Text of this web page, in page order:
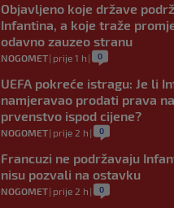
Objavljeno koje države
Infantina, a koje traže
odavno zauzeo stranu
NOGOMET| prije 1 h | 0
UEFA pokreće istragu: Je li
namjeravao prodati prava
prvenstvo ispod cijene?
NOGOMET| prije 2 h | 0
Francuzi ne podržavaju
nisu pozvali na ostavku
NOGOMET| prije 2 h | 0